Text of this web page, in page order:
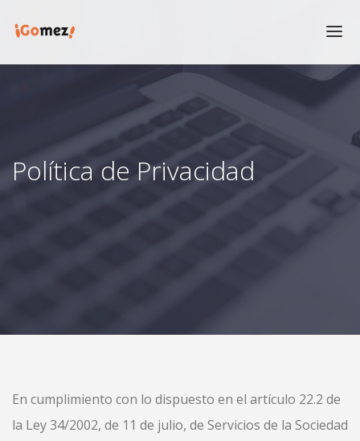
CONTACTO
Política de Privacidad
En cumplimiento con lo dispuesto en el artículo 22.2 de
la Ley 34/2002, de 11 de julio, de Servicios de la Sociedad